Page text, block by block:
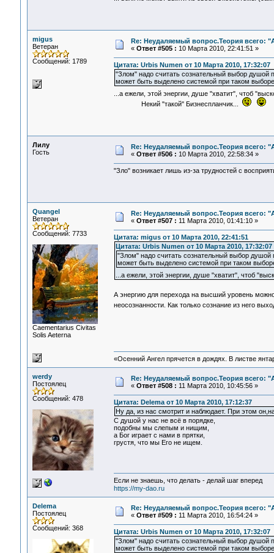
migus
Ветеран
Сообщений: 1789
Re: Неудаляемый вопрос.Теория всего:
« Ответ #505 : 10 Марта 2010, 22:41:51 »
Цитата: Urbis Numen от 10 Марта 2010, 17:32:07
"Злом" надо считать сознательный выбор душой
может быть выделено системой при таком
...а ежели, этой энергии, душе "хватит", чтоб
Некий "такой" Бизнеспланчик...
Лилу
Гость
Re: Неудаляемый вопрос.Теория всего:
« Ответ #506 : 10 Марта 2010, 22:58:34 »
"Зло" возникает лишь из-за трудностей с
Quangel
Ветеран
Сообщений: 7733
Сaementarius Civitas
Solis Aeterna
Re: Неудаляемый вопрос.Теория всего:
« Ответ #507 : 11 Марта 2010, 01:41:10 »
Цитата: migus от 10 Марта 2010, 22:41:51
Цитата: Urbis Numen от 10 Марта 2010, 17:32:07
"Злом" надо считать сознательный выбор душой
может быть выделено системой при таком
...а ежели, этой энергии, душе "хватит", чтоб
А энергию для перехода на высший уровень
неосознанности. Как только сознание из него
«Осенний Ангел прячется в дождях. В листве
werdy
Постоялец
Сообщений: 478
Re: Неудаляемый вопрос.Теория всего:
« Ответ #508 : 11 Марта 2010, 10:45:56 »
Цитата: Delema от 10 Марта 2010, 17:12:37
Ну да, из нас смотрит и наблюдает. При этом
С душой у нас не всё в порядке,
подобны мы слепым и нищим,
а Бог играет с нами в прятки,
грустя, что мы Его не ищем.
Если не знаешь, что делать - делай шаг вперед
https://my-dao.ru
Delema
Постоялец
Сообщений: 368
Re: Неудаляемый вопрос.Теория всего:
« Ответ #509 : 11 Марта 2010, 16:54:24 »
Цитата: Urbis Numen от 10 Марта 2010, 17:32:07
"Злом" надо считать сознательный выбор душой
может быть выделено системой при таком